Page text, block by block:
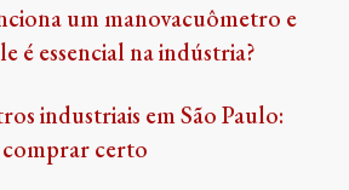
um manovacuômetro e
é essencial na indústria?
industriais em São Paulo:
certo